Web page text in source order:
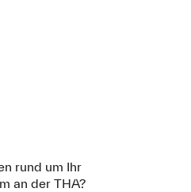
rund um Ihr
an der THA?